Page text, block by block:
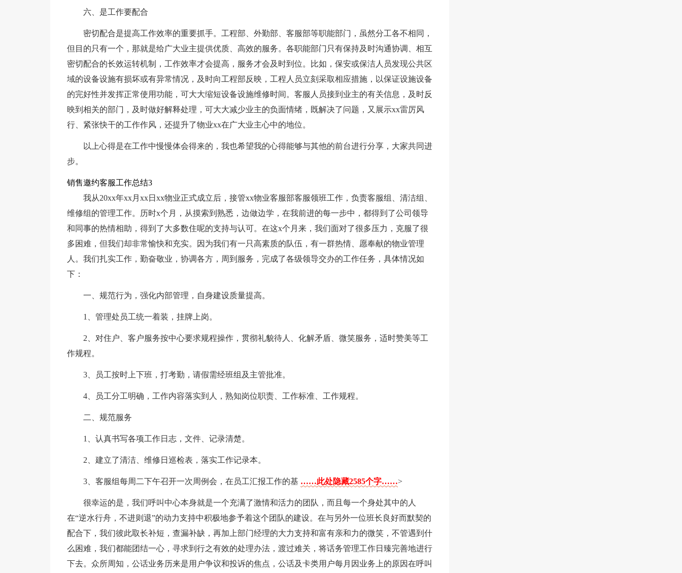
六、是工作要配合
密切配合是提高工作效率的重要抓手。工程部、外勤部、客服部等职能部门，虽然分工各不相同，
但目的只有一个，那就是给广大业主提供优质、高效的服务。各职能部门只有保持及时沟通协调、相互
密切配合的长效运转机制，工作效率才会提高，服务才会及时到位。比如，保安或保洁人员发现公共区
域的设备设施有损坏或有异常情况，及时向工程部反映，工程人员立刻采取相应措施，以保证设施设备
的完好性并发挥正常使用功能，可大大缩短设备设施维修时间。客服人员接到业主的有关信息，及时反
映到相关的部门，及时做好解释处理，可大大减少业主的负面情绪，既解决了问题，又展示xx雷厉风
行、紧张快干的工作作风，还提升了物业xx在广大业主心中的地位。
以上心得是在工作中慢慢体会得来的，我也希望我的心得能够与其他的前台进行分享，大家共同进
步。
销售邀约客服工作总结3
我从20xx年xx月xx日xx物业正式成立后，接管xx物业客服部客服领班工作，负责客服组、清洁组、
维修组的管理工作。历时x个月，从摸索到熟悉，边做边学，在我前进的每一步中，都得到了公司领导
和同事的热情相助，得到了大多数住呢的支持与认可。在这x个月来，我们面对了很多压力，克服了很
多困难，但我们却非常愉快和充实。因为我们有一只高素质的队伍，有一群热情、愿奉献的物业管理
人。我们扎实工作，勤奋敬业，协调各方，周到服务，完成了各级领导交办的工作任务，具体情况如
下：
一、规范行为，强化内部管理，自身建设质量提高。
1、管理处员工统一着装，挂牌上岗。
2、对住户、客户服务按中心要求规程操作，贯彻礼貌待人、化解矛盾、微笑服务，适时赞美等工
作规程。
3、员工按时上下班，打考勤，请假需经班组及主管批准。
4、员工分工明确，工作内容落实到人，熟知岗位职责、工作标准、工作规程。
二、规范服务
1、认真书写各项工作日志，文件、记录清楚。
2、建立了清洁、维修日巡检表，落实工作记录本。
3、客服组每周二下午召开一次周例会，在员工汇报工作的基 ……此处隐藏2585个字……>
很幸运的是，我们呼叫中心本身就是一个充满了激情和活力的团队，而且每一个身处其中的人
在“逆水行舟，不进则退”的动力支持中积极地参予着这个团队的建设。在与另外一位班长良好而默契的
配合下，我们彼此取长补短，查漏补缺，再加上部门经理的大力支持和富有亲和力的微笑，不管遇到什
么困难，我们都能团结一心，寻求到行之有效的处理办法，渡过难关，将话务管理工作日臻完善地进行
下去。众所周知，公话业务历来是用户争议和投诉的焦点，公话及卡类用户每月因业务上的原因在呼叫